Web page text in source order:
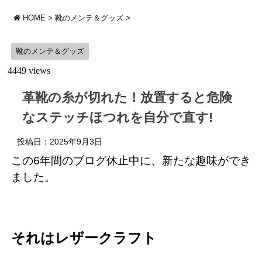
HOME > 靴のメンテ＆グッズ >
靴のメンテ＆グッズ
4449 views
革靴の糸が切れた！放置すると危険
なステッチほつれを自分で直す!
投稿日： 2025年9月3日
この6年間のブログ休止中に、新たな趣味ができ
ました。
それはレザークラフト